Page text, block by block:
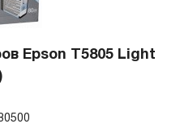
Epson T5805 Light